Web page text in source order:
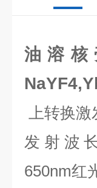
油溶核
上转换激
发射波
650nm红